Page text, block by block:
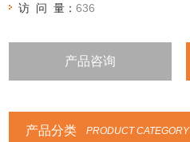
访 问 量：636
产品咨询
产品分类 PRODUCT CATEGORY